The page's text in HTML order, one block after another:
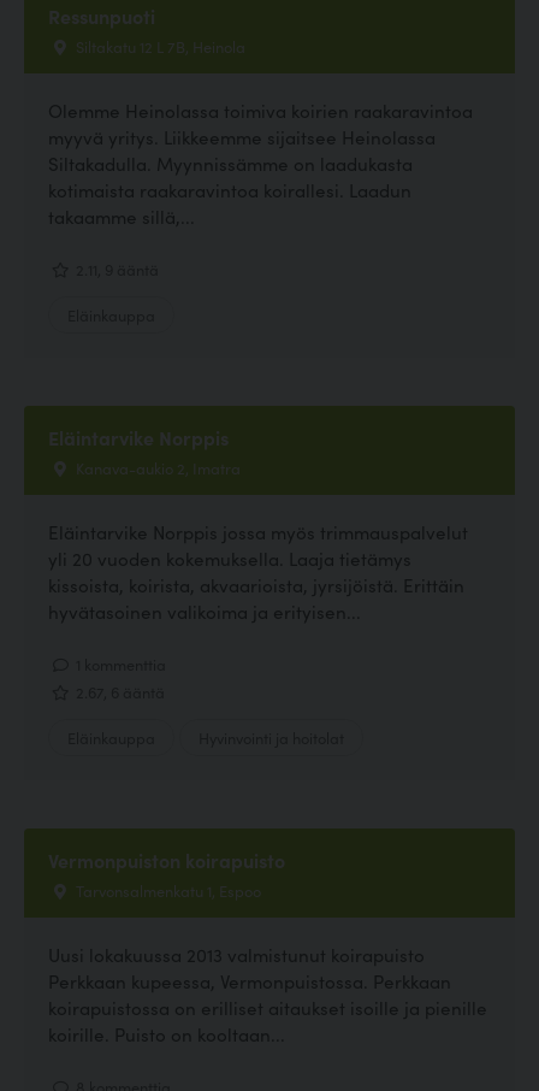
Ressunpuoti
Siltakatu 12 L 7B, Heinola
Olemme Heinolassa toimiva koirien raakaravintoa
myyvä yritys. Liikkeemme sijaitsee Heinolassa
Siltakadulla. Myynnissämme on laadukasta
kotimaista raakaravintoa koirallesi. Laadun
takaamme sillä,...
Eläintarvike Norppis
Kanava-aukio 2, Imatra
Eläintarvike Norppis jossa myös trimmauspalvelut
yli 20 vuoden kokemuksella. Laaja tietämys
kissoista, koirista, akvaarioista, jyrsijöistä. Erittäin
hyvätasoinen valikoima ja erityisen...
Vermonpuiston koirapuisto
Tarvonsalmenkatu 1, Espoo
Uusi lokakuussa 2013 valmistunut koirapuisto
Perkkaan kupeessa, Vermonpuistossa. Perkkaan
koirapuistossa on erilliset aitaukset isoille ja pienille
koirille. Puisto on kooltaan...